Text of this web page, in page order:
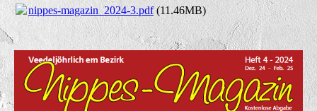
nippes-magazin_2024-3.pdf(11.46MB)